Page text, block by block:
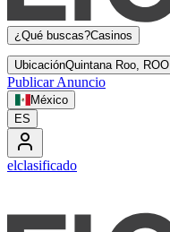
¿Qué buscas?Casinos
UbicaciónQuintana Roo, ROO
Publicar Anuncio
México
ES
elclasificado